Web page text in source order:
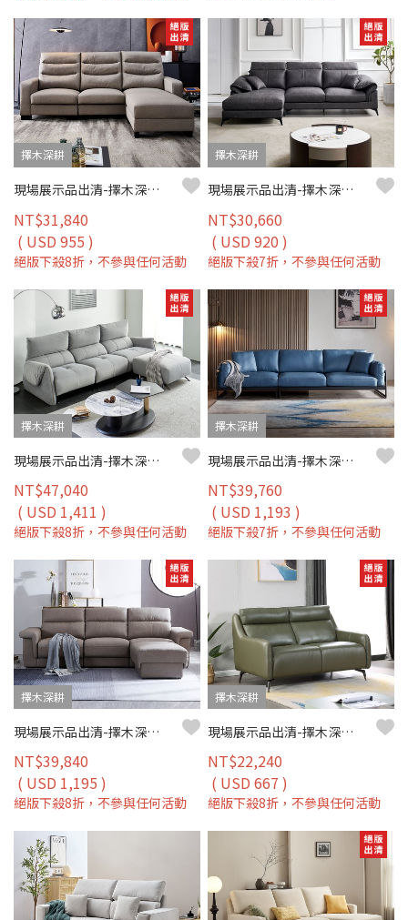
擇木深耕
現場展示品出清-擇木深耕-喬堤L型貓抓皮收納沙發
NT$31,840
( USD 955 )
絕版下殺8折，不參與任何活動
擇木深耕
現場展示品出清-擇木深耕-唐恩L型布沙發(左/右型)
NT$30,660
( USD 920 )
絕版下殺7折，不參與任何活動
擇木深耕
現場展示品出清-擇木深耕-米菲L型貓抓布沙發
NT$47,040
( USD 1,411 )
絕版下殺8折，不參與任何活動
擇木深耕
現場展示品出清-擇木深耕-諾斯四人座真皮沙發
NT$39,760
( USD 1,193 )
絕版下殺7折，不參與任何活動
擇木深耕
現場展示品出清-擇木深耕-伯頓L型收納貓抓皮沙發
NT$39,840
( USD 1,195 )
絕版下殺8折，不參與任何活動
擇木深耕
現場展示品出清-擇木深耕-亞德雙人真皮沙發
NT$22,240
( USD 667 )
絕版下殺8折，不參與任何活動